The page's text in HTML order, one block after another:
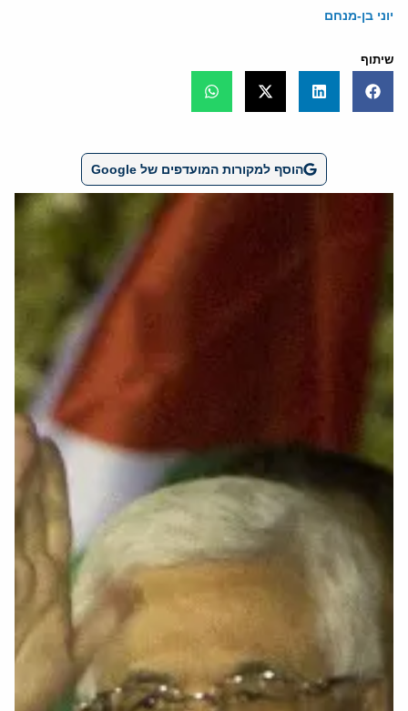
יוני בן-מנחם
שיתוף
הוסף למקורות המועדפים של Google